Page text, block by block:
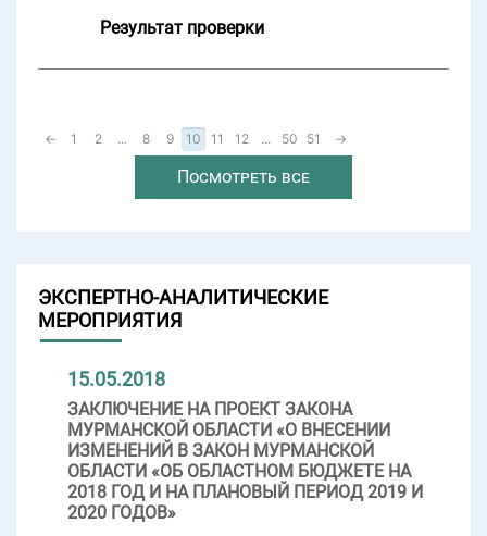
Результат проверки
← 1 2 ... 8 9 10 11 12 ... 50 51 →
Посмотреть все
ЭКСПЕРТНО-АНАЛИТИЧЕСКИЕ
МЕРОПРИЯТИЯ
15.05.2018
ЗАКЛЮЧЕНИЕ НА ПРОЕКТ ЗАКОНА
МУРМАНСКОЙ ОБЛАСТИ «О ВНЕСЕНИИ
ИЗМЕНЕНИЙ В ЗАКОН МУРМАНСКОЙ
ОБЛАСТИ «ОБ ОБЛАСТНОМ БЮДЖЕТЕ НА
2018 ГОД И НА ПЛАНОВЫЙ ПЕРИОД 2019 И
2020 ГОДОВ»